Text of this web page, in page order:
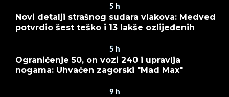
5 h
Novi detalji strašnog sudara vlakova: Medved
potvrdio šest teško i 13 lakše ozlijeđenih
5 h
Ograničenje 50, on vozi 240 i upravlja
nogama: Uhvaćen zagorski "Mad Max"
9 h